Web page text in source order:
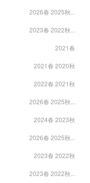
2026春 2025秋...
2023春 2022秋...
2021春
2021春 2020秋
2022春 2021秋
2026春 2025秋...
2024春 2023秋
2026春 2025秋...
2023春 2022秋
2023春 2022秋...